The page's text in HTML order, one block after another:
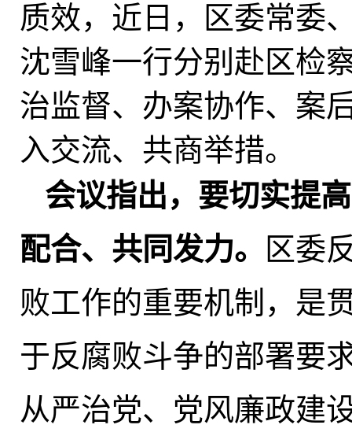
质效，近日，区委常委
沈雪峰一行分别赴区检
治监督、办案协作、案
入交流、共商举措。
会议指出，要切实提
配合、共同发力。
区委
败工作的重要机制，是
于反腐败斗争的部署要
从严治党、党风廉政建